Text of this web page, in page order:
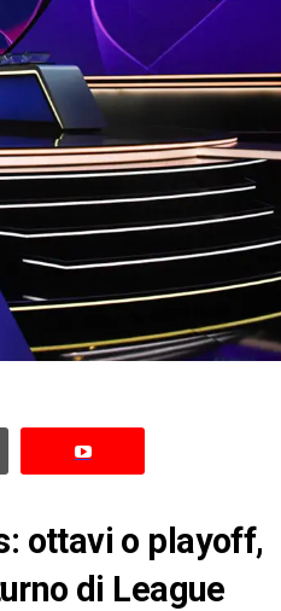
ottavi o playoff,
di League